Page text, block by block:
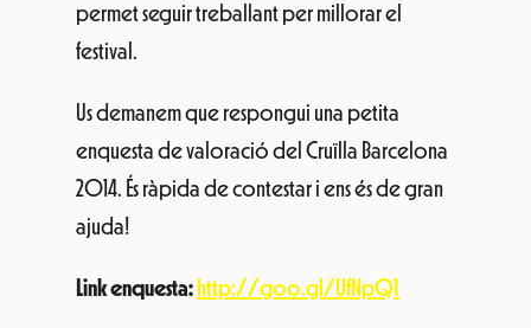
permet seguir treballant per millorar el
festival.
Us demanem que respongui una petita
enquesta de valoració del Cruïlla Barcelona
2014. És ràpida de contestar i ens és de gran
ajuda!
Link enquesta: http://goo.gl/UfNpQ1